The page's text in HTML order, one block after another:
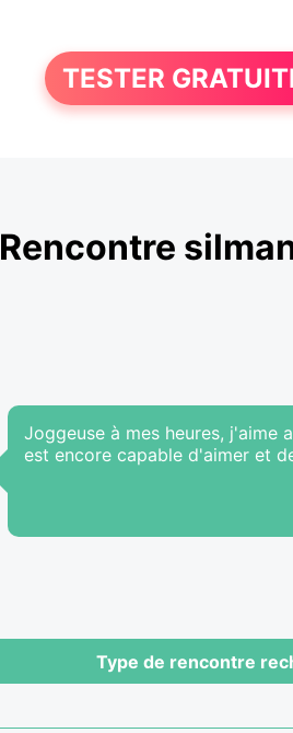
TESTER
Rencontre
Joggeuse à mes heures, j'aime
est encore capable d'aimer et
Type de rencontre